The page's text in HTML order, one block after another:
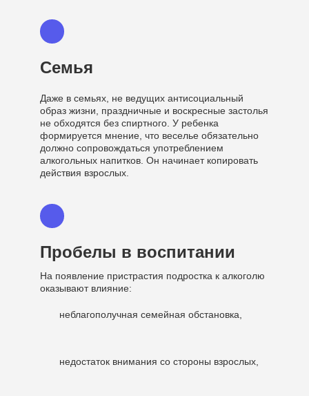
Семья
Даже в семьях, не ведущих антисоциальный
образ жизни, праздничные и воскресные застолья
не обходятся без спиртного. У ребенка
формируется мнение, что веселье обязательно
должно сопровождаться употреблением
алкогольных напитков. Он начинает копировать
действия взрослых.
Пробелы в воспитании
На появление пристрастия подростка к алкоголю
оказывают влияние:
неблагополучная семейная обстановка,
недостаток внимания со стороны взрослых,